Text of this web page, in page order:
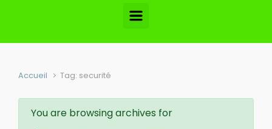
Accueil Tag: securité
You are browsing archives for